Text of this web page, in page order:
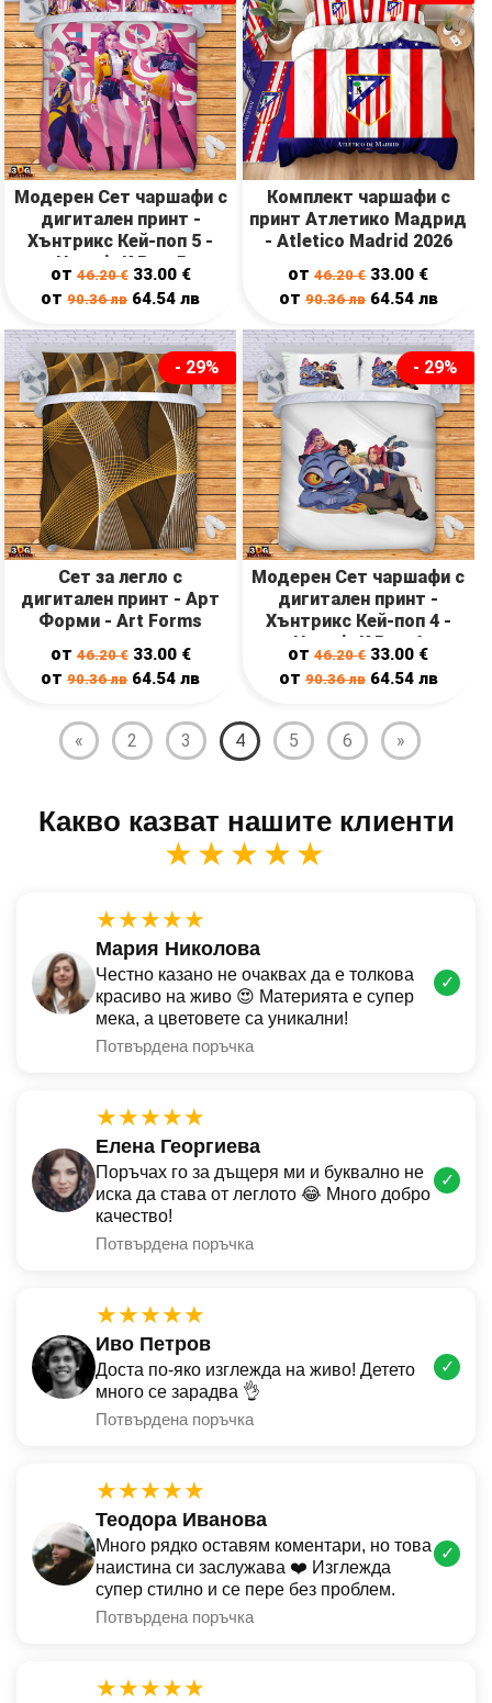
Модерен Сет чаршафи с
дигитален принт -
Хънтрикс Кей-поп 5 -
Huntrix K Pop 5
от46.20€ 33.00 €
от90.36лв 64.54лв
Комплект чаршафи с
принт Атлетико Мадрид
- Atletico Madrid 2026
от46.20€ 33.00 €
от 90.36лв 64.54 лв
- 29%
Сет за легло с
дигитален принт - Арт
Форми - Art Forms
от46.20€ 33.00 €
от90.36лв 64.54лв
- 29%
Модерен Сет чаршафи с
дигитален принт -
Хънтрикс Кей-поп 4 -
Huntrix K Pop 4
от46.20€ 33.00 €
от 90.36лв 64.54 лв
« 2 3 4 5 6 »
Какво казват нашите клиенти
★★★★★
★★★★★
Мария Николова
Честно казано не очаквах да е толкова
красиво на живо 😍 Материята е супер
мека, а цветовете са уникални!
Потвърдена поръчка
✓
★★★★★
Елена Георгиева
Поръчах го за дъщеря ми и буквално не
иска да става от леглото 😂 Много добро
качество!
Потвърдена поръчка
✓
★★★★★
Иво Петров
Доста по-яко изглежда на живо! Детето
много се зарадва 👌
Потвърдена поръчка
✓
★★★★★
Теодора Иванова
Много рядко оставям коментари, но това
наистина си заслужава ❤️ Изглежда
супер стилно и се пере без проблем.
Потвърдена поръчка
✓
★★★★★